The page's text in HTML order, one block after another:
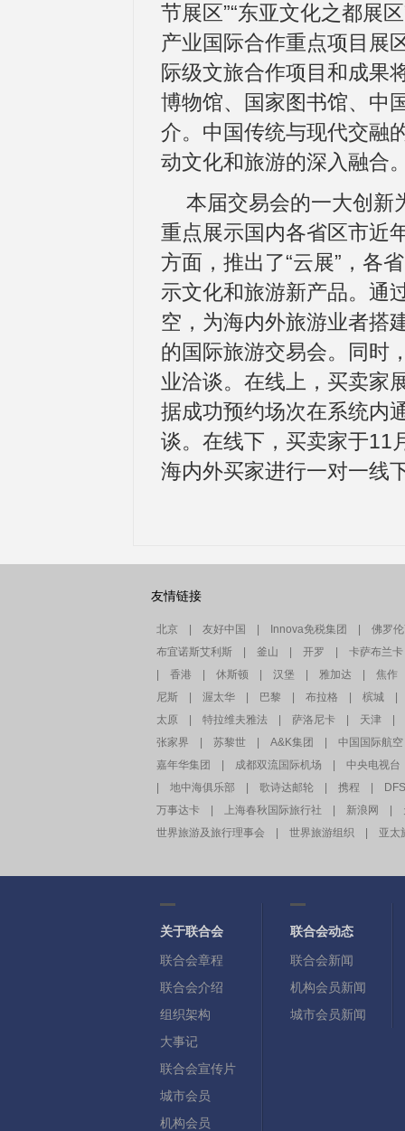
节展区”“东亚文化之都展
产业国际合作重点项目展
际级文旅合作项目和成果
博物馆、国家图书馆、中
介。中国传统与现代交融
动文化和旅游的深入融合
本届交易会的一大创新
重点展示国内各省区市近
方面，推出了“云展”，各
示文化和旅游新产品。通
空，为海内外旅游业者搭
的国际旅游交易会。同时
业洽谈。在线上，买卖家
据成功预约场次在系统内
谈。在线下，买卖家于11
海内外买家进行一对一线
友情链接
北京 友好中国 Innova免税集团
佛罗
布宜诺斯艾利斯
釜山 开罗
卡萨布兰卡
香港 休斯顿 汉堡 雅加达
焦作
尼斯
渥太华 巴黎 布拉格 槟城
太原
特拉维夫雅法 萨洛尼卡 天津
张家界
苏黎世 A&K集团
中国国际航空
嘉年华集团
成都双流国际机场
中央电视台
地中海俱乐部 歌诗达邮轮 携程
万事达卡
上海春秋国际旅行社 新浪网
世界旅游及旅行理事会
世界旅游组织 亚太
关于联合会
联合会章程
联合会介绍
组织架构
大事记
联合会宣传片
城市会员
机构会员
联合会动态
联合会新闻
机构会员新闻
城市会员新闻